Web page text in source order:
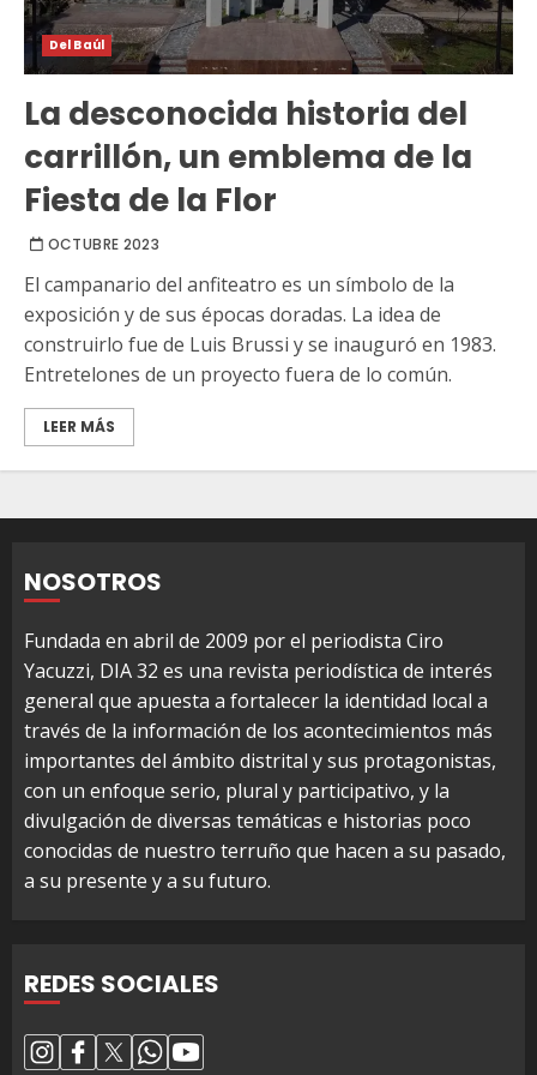
Del Baúl
La desconocida historia del
carrillón, un emblema de la
Fiesta de la Flor
OCTUBRE 2023
El campanario del anfiteatro es un símbolo de la
exposición y de sus épocas doradas. La idea de
construirlo fue de Luis Brussi y se inauguró en 1983.
Entretelones de un proyecto fuera de lo común.
LEER MÁS
NOSOTROS
Fundada en abril de 2009 por el periodista Ciro
Yacuzzi, DIA 32 es una revista periodística de interés
general que apuesta a fortalecer la identidad local a
través de la información de los acontecimientos más
importantes del ámbito distrital y sus protagonistas,
con un enfoque serio, plural y participativo, y la
divulgación de diversas temáticas e historias poco
conocidas de nuestro terruño que hacen a su pasado,
a su presente y a su futuro.
REDES SOCIALES